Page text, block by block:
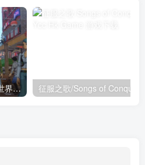
海贼王：世界探索者/寻秘世界/One Piece: World Seeker 征服之歌/Songs of Conquest